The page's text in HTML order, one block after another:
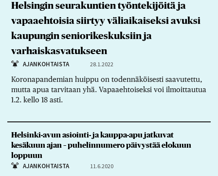
Helsingin seurakuntien työntekijöitä ja
vapaaehtoisia siirtyy väliaikaiseksi avuksi
kaupungin seniorikeskuksiin ja
varhaiskasvatukseen
AJANKOHTAISTA 28.1.2022
Koronapandemian huippu on todennäköisesti saavutettu,
mutta apua tarvitaan yhä. Vapaaehtoiseksi voi ilmoittautua
1.2. kello 18 asti.
Helsinki-avun asiointi- ja kauppa-apu jatkuvat
kesäkuun ajan – puhelinnumero päivystää elokuun
loppuun
AJANKOHTAISTA 11.6.2020